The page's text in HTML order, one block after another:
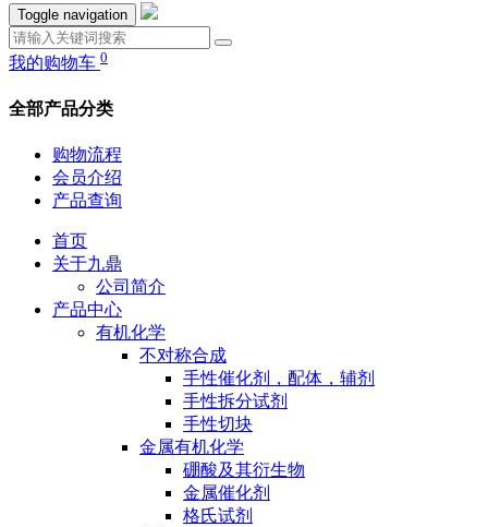
Toggle navigation
我的购物车 0
全部产品分类
购物流程
会员介绍
产品查询
首页
关于九鼎
公司简介
产品中心
有机化学
不对称合成
手性催化剂，配体，辅剂
手性拆分试剂
手性切块
金属有机化学
硼酸及其衍生物
金属催化剂
格氏试剂